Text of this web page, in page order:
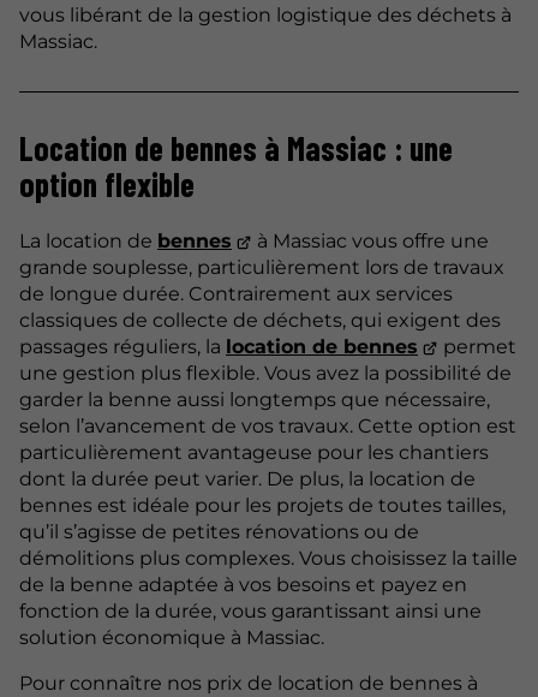
vous libérant de la gestion logistique des déchets à
Massiac.
Location de bennes à Massiac : une
option flexible
La location de bennes
à Massiac vous offre une
grande souplesse, particulièrement lors de travaux
de longue durée. Contrairement aux services
classiques de collecte de déchets, qui exigent des
passages réguliers, la location de bennes
permet
une gestion plus flexible. Vous avez la possibilité de
garder la benne aussi longtemps que nécessaire,
selon l’avancement de vos travaux. Cette option est
particulièrement avantageuse pour les chantiers
dont la durée peut varier. De plus, la location de
bennes est idéale pour les projets de toutes tailles,
qu’il s’agisse de petites rénovations ou de
démolitions plus complexes. Vous choisissez la taille
de la benne adaptée à vos besoins et payez en
fonction de la durée, vous garantissant ainsi une
solution économique à Massiac.
Pour connaître nos prix de location de bennes à